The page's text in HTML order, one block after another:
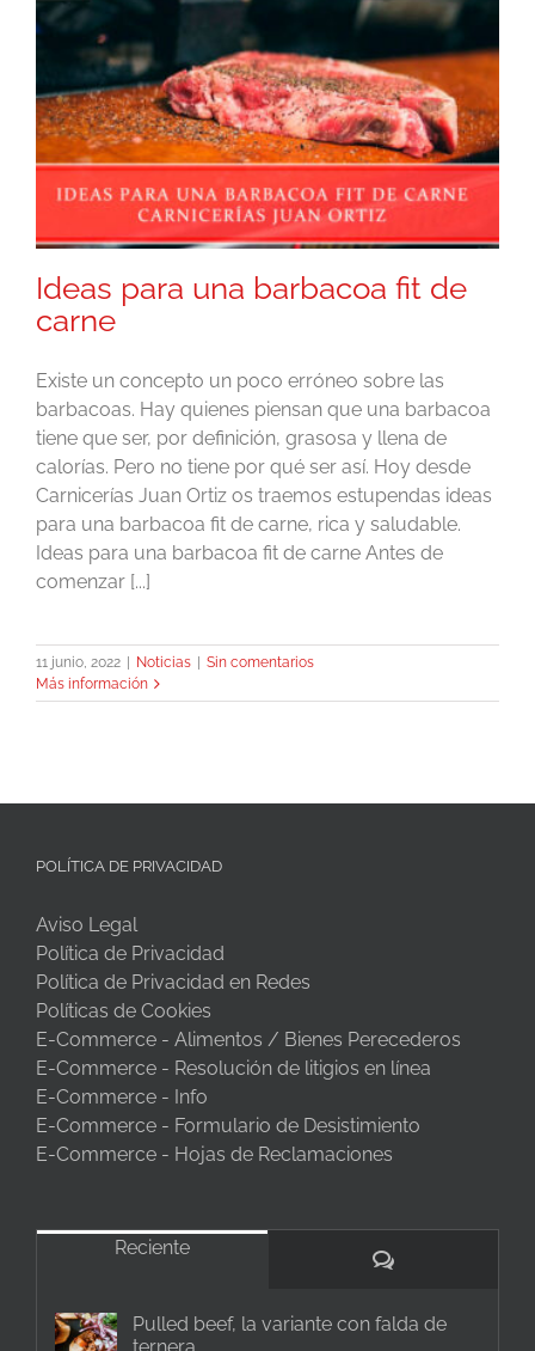
Ideas para una barbacoa fit de
carne
Existe un concepto un poco erróneo sobre las
barbacoas. Hay quienes piensan que una barbacoa
tiene que ser, por definición, grasosa y llena de
calorías. Pero no tiene por qué ser así. Hoy desde
Carnicerías Juan Ortiz os traemos estupendas ideas
para una barbacoa fit de carne, rica y saludable.
Ideas para una barbacoa fit de carne Antes de
comenzar [...]
11 junio, 2022 Noticias
Sin comentarios
Más información
POLÍTICA DE PRIVACIDAD
Aviso Legal
Política de Privacidad
Política de Privacidad en Redes
Políticas de Cookies
E-Commerce - Alimentos / Bienes Perecederos
E-Commerce - Resolución de litigios en línea
E-Commerce - Info
E-Commerce - Formulario de Desistimiento
E-Commerce - Hojas de Reclamaciones
Reciente
Comentarios
Pulled beef, la variante con falda de